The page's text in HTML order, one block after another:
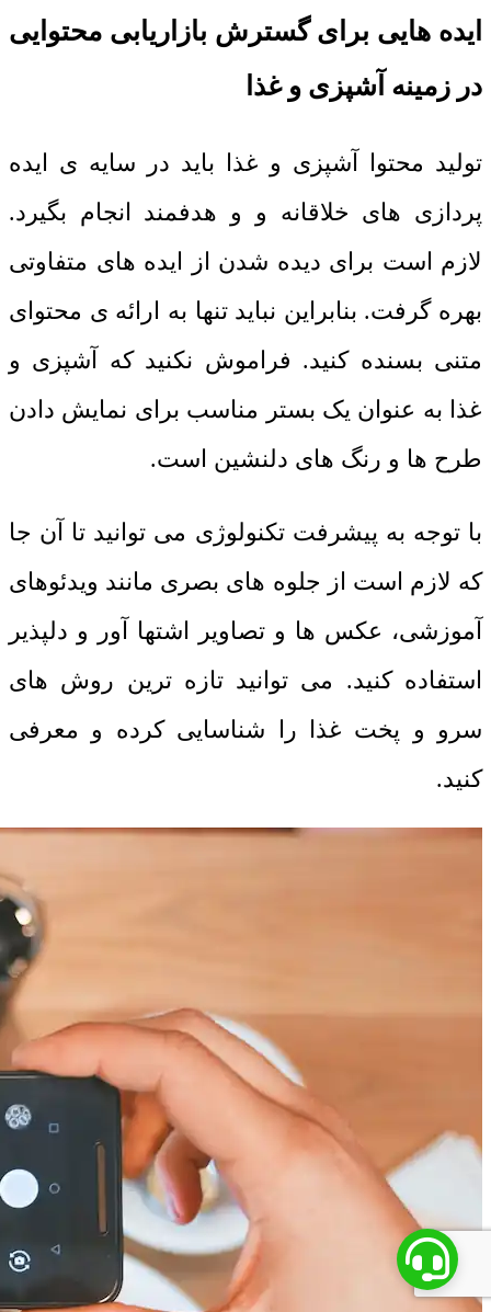
ایده هایی برای گسترش بازاریابی محتوایی
در زمینه آشپزی و غذا
تولید محتوا آشپزی و غذا باید در سایه ی ایده
پردازی های خلاقانه و و هدفمند انجام بگیرد.
لازم است برای دیده شدن از ایده های متفاوتی
بهره گرفت. بنابراین نباید تنها به ارائه ی محتوای
متنی بسنده کنید. فراموش نکنید که آشپزی و
غذا به عنوان یک بستر مناسب برای نمایش دادن
طرح ها و رنگ های دلنشین است.
با توجه به پیشرفت تکنولوژی می توانید تا آن جا
که لازم است از جلوه های بصری مانند ویدئوهای
آموزشی، عکس ها و تصاویر اشتها آور و دلپذیر
استفاده کنید. می توانید تازه ترین روش های
سرو و پخت غذا را شناسایی کرده و معرفی
کنید.